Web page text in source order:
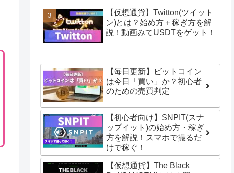
【仮想通貨】Twitton(ツイット
ン)とは？始め方＋稼ぎ方を解
説！動画みてUSDTをゲット！
【毎日更新】ビットコイン
は今日「買い」か？初心者
のための売買判定
【初心者向け】SNPIT(スナ
ップイット)の始め方・稼ぎ
方を解説！スマホで撮るだ
けで稼ぐ！
【仮想通貨】The Black